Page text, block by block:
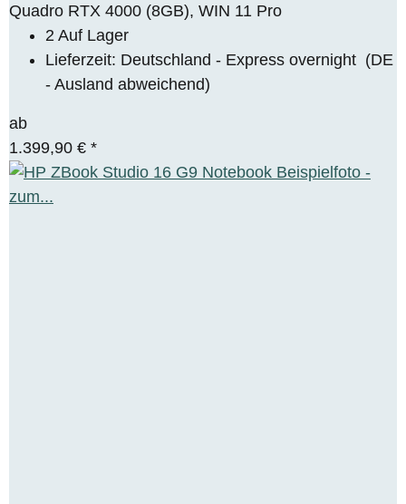
Quadro RTX 4000 (8GB), WIN 11 Pro
2 Auf Lager
Lieferzeit: Deutschland - Express overnight (DE
- Ausland abweichend)
ab
1.399,90 € *